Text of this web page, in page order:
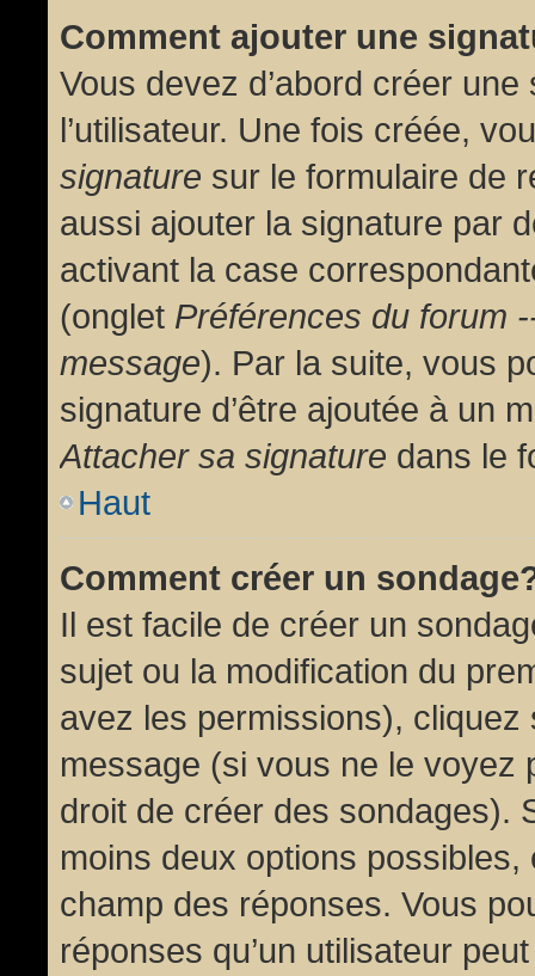
Comment ajouter une
Vous devez d’abord créer
l’utilisateur. Une fois créée,
signature sur le formulaire de
aussi ajouter la signature par
activant la case
(onglet Préférences du forum
message). Par la suite, vous
signature d’être ajoutée à un
Attacher sa signature dans le
Haut
Comment créer un
Il est facile de créer un
sujet ou la modification du
avez les permissions), cliquez
message (si vous ne le voyez
droit de créer des sondages).
moins deux options
champ des réponses. Vous
réponses qu’un utilisateur